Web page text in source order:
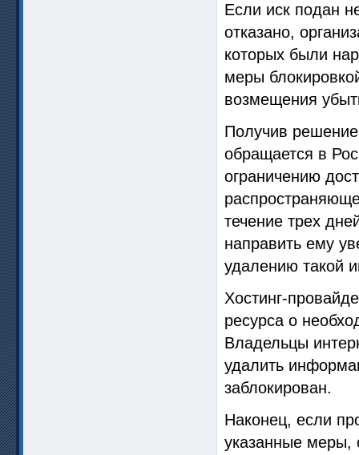
Если иск подан
отказано,
которых были
меры
возмещения
Получив
обращается в
ограничению
течение трех
направить ему
удалению такой
Хостинг-
ресурса о
Владельцы
удалить
заблокирован.
Наконец, если
указанные меры,